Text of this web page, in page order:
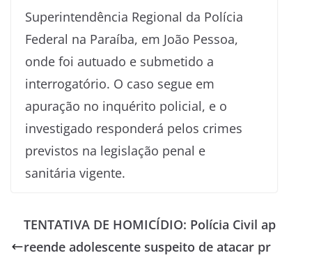
Superintendência Regional da Polícia
Federal na Paraíba, em João Pessoa,
onde foi autuado e submetido a
interrogatório. O caso segue em
apuração no inquérito policial, e o
investigado responderá pelos crimes
previstos na legislação penal e
sanitária vigente.
TENTATIVA DE HOMICÍDIO: Polícia Civil ap
reende adolescente suspeito de atacar pr